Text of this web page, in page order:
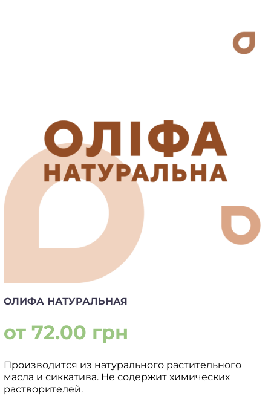
ОЛИФА НАТУРАЛЬНАЯ
от 72.00 грн
Производится из натурального растительного
масла и сиккатива. Не содержит химических
растворителей.